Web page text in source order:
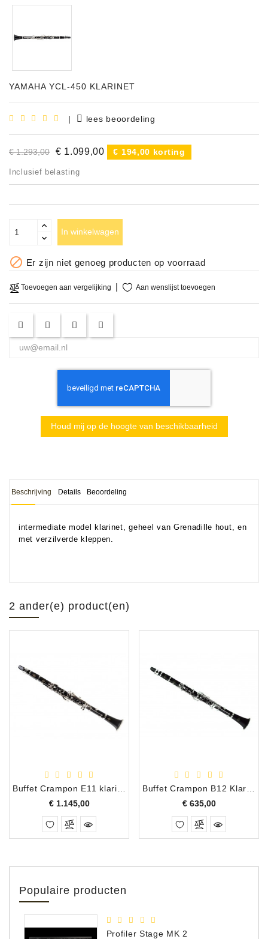
Instrumenten
Shop
Bladmuziek
Accessoires
DEMO
OPRUIMING
OCCASIONS
&
CLINICS
VERHUUR,
SERVICE
YAMAHA YCL-450 KLARINET
| lees beoordeling
€ 1.293,00 € 1.099,00 € 194,00 korting
Inclusief belasting
In winkelwagen
 Er zijn niet genoeg producten op voorraad
Toevoegen aan vergelijking Aan wenslijst toevoegen
Houd mij op de hoogte van beschikbaarheid
Beschrijving Details Beoordeling
intermediate model klarinet, geheel van Grenadille hout, en
met verzilverde kleppen.
2 ander(e) product(en)
€ 1.145,00Prijs
€ 635,00Prijs
Populaire producten
Profiler Stage MK 2